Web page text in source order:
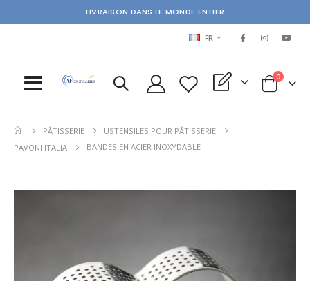
LIVRAISON DANS LE MONDE ENTIER
LANGUAGE
FR
My Quote Cart
0items
PÂTISSERIE
USTENSILES POUR PÂTISSERIE
PAVONI ITALIA
BANDES EN ACIER INOXYDABLE